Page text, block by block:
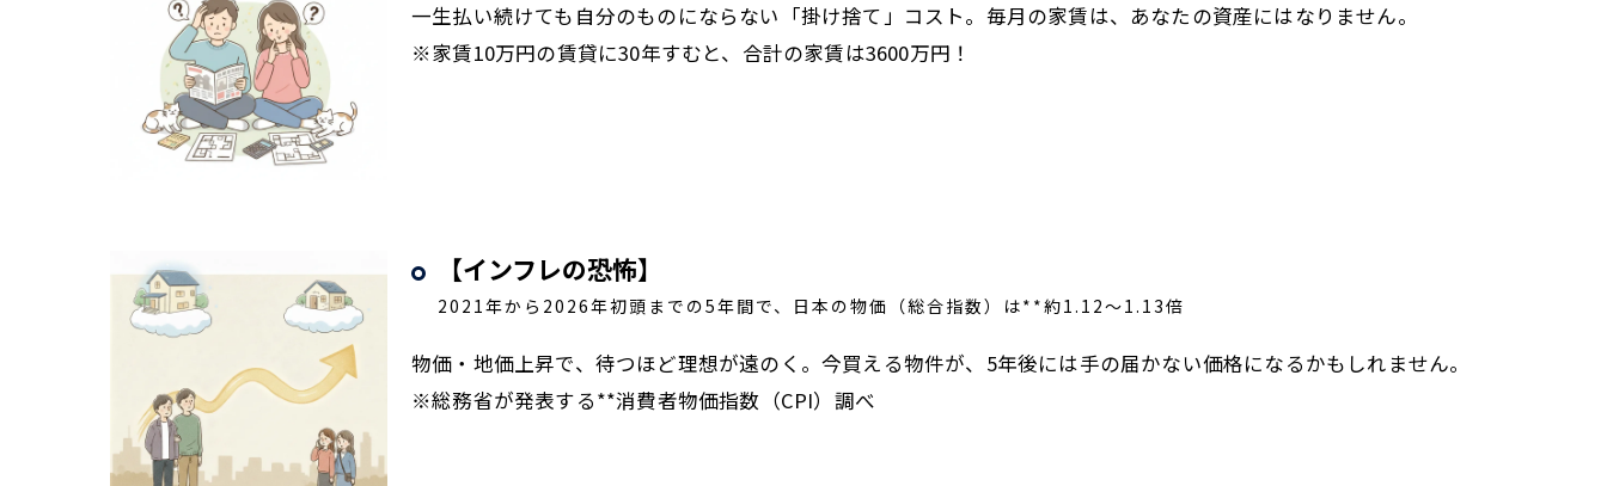
一生払い続けても自分のものにならない「掛け捨て」コスト。毎月の家賃は、あなたの資産にはなりません。
※家賃10万円の賃貸に30年すむと、合計の家賃は3600万円！
【インフレの恐怖】
2021年から2026年初頭までの5年間で、日本の物価（総合指数）は**約1.12〜1.13倍
物価・地価上昇で、待つほど理想が遠のく。今買える物件が、5年後には手の届かない価格になるかもしれません。
※総務省が発表する**消費者物価指数（CPI）調べ